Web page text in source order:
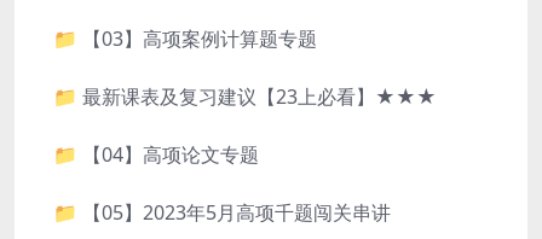
📁 【03】高项案例计算题专题
📁 最新课表及复习建议【23上必看】★★★
📁 【04】高项论文专题
📁 【05】2023年5月高项千题闯关串讲